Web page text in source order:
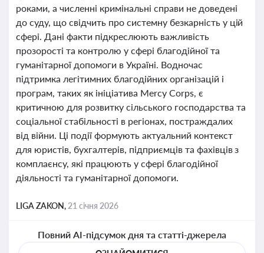
роками, а численні кримінальні справи не доведені
до суду, що свідчить про системну безкарність у цій
сфері. Дані факти підкреслюють важливість
прозорості та контролю у сфері благодійної та
гуманітарної допомоги в Україні. Водночас
підтримка легітимних благодійних організацій і
програм, таких як ініціатива Mercy Corps, є
критичною для розвитку сільського господарства та
соціальної стабільності в регіонах, постраждалих
від війни. Ці події формують актуальний контекст
для юристів, бухгалтерів, підприємців та фахівців з
комплаєнсу, які працюють у сфері благодійної
діяльності та гуманітарної допомоги.
LIGA ZAKON, 21 січня 2026
Повний AI-підсумок дня та статті-джерела